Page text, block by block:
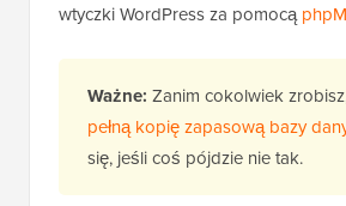
wtyczki WordPress za pomocą
Ważne: Zanim cokolwiek
pełną kopię zapasową bazy
się, jeśli coś pójdzie nie tak.